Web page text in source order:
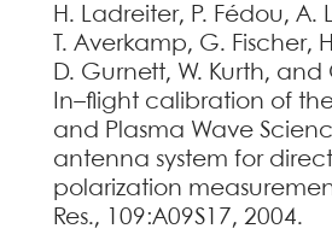
H. Ladreiter, P. Fédou, A.
T. Averkamp, G. Fischer,
D. Gurnett, W. Kurth, and
In–flight calibration of
and Plasma Wave
antenna system for
polarization
Res., 109:A09S17, 2004.